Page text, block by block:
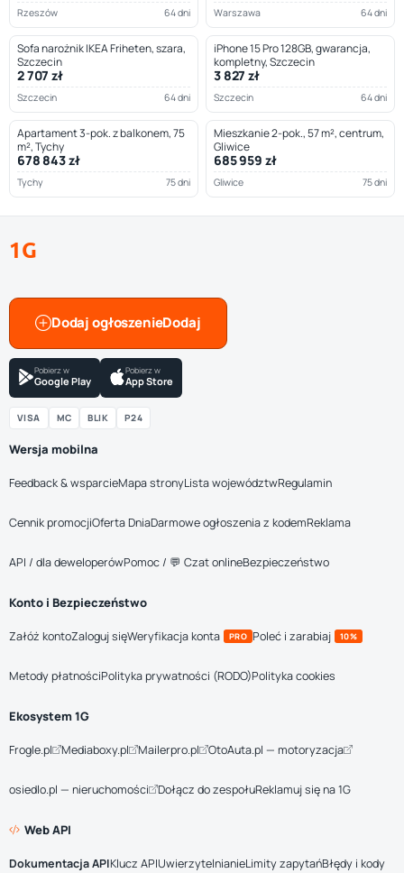
Rzeszów 64 dni Warszawa 64 dni
Sofa narożnik IKEA Friheten, szara,
Szczecin
2 707 zł
Szczecin 64 dni
iPhone 15 Pro 128GB, gwarancja,
kompletny, Szczecin
3 827 zł
Szczecin 64 dni
Apartament 3-pok. z balkonem, 75
m², Tychy
678 843 zł
Tychy 75 dni
Mieszkanie 2-pok., 57 m², centrum,
Gliwice
685 959 zł
Gliwice 75 dni
1G
Dodaj ogłoszenie
Pobierz w
Google Play
Pobierz w
App Store
VISA MC BLIK P24
Wersja mobilna
Feedback & wsparcieMapa stronyLista województwRegulamin
Cennik promocjiOferta DniaDarmowe ogłoszenia z kodemReklama
API / dla deweloperówPomoc / 💬 Czat onlineBezpieczeństwo
Konto i Bezpieczeństwo
Załóż kontoZaloguj sięWeryfikacja konta PRO Poleć i zarabiaj 10%
Metody płatnościPolityka prywatności (RODO)Polityka cookies
Ekosystem 1G
Frogle.pl Mediaboxy.pl Mailerpro.pl OtoAuta.pl — motoryzacja
osiedlo.pl — nieruchomości Dołącz do zespołuReklamuj się na 1G
Web API
Dokumentacja APIKlucz APIUwierzytelnianieLimity zapytańBłędy i kody